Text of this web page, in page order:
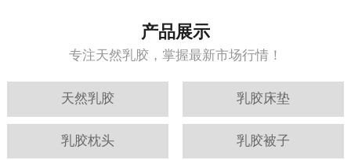
产品展示
专注天然乳胶，掌握最新市场行情！
天然乳胶 乳胶床垫
乳胶枕头 乳胶被子